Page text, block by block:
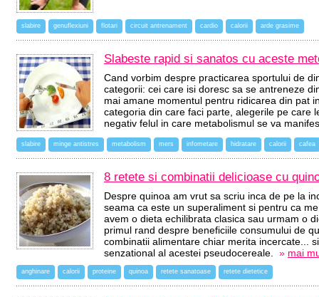
slabire genuflexiuni flotari circuit antrenament cardio calorii arde grasime
Slabeste rapid si sanatos cu aceste
Cand vorbim despre practicarea sportului de
categorii: cei care isi doresc sa se antreneze
mai amane momentul pentru ridicarea din pat
categoria din care faci parte, alegerile pe care
negativ felul in care metabolismul se va
slabire minge antistres metabolism mers infometare hidratare calorii cafea
8 retete si combinatii delicioase cu
Despre quinoa am vrut sa scriu inca de pe la
seama ca este un superaliment si pentru ca
avem o dieta echilibrata clasica sau urmam o
primul rand despre beneficiile consumului de
combinatii alimentare chiar merita incercate...
senzational al acestei pseudocereale. » mai
anghinare calorii proteine quinoa retete sanatoase retete dietetice